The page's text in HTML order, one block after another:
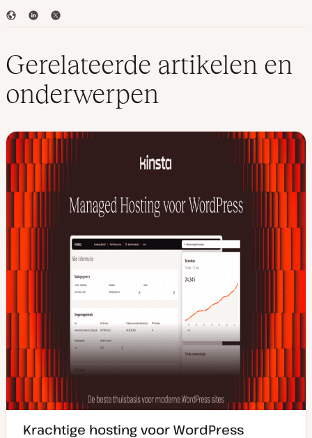
W
s
i
e
L
e
I
n
T
t
r
Gerelateerde artikelen en
onderwerpen
Krachtige hosting voor WordPress